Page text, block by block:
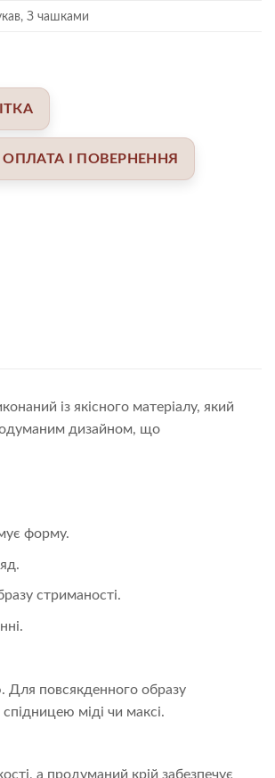
З чашками
І ПОВЕРНЕННЯ
із якісного матеріалу, який
дизайном, що
форму.
стриманості.
Для повсякденного образу
міді чи максі.
а продуманий крій забезпечує